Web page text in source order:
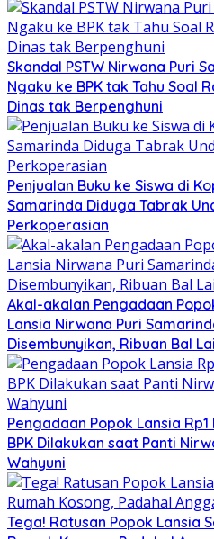
Skandal PSTW Nirwana Puri
Ngaku ke BPK tak Tahu Soal
Dinas tak Berpenghuni
Penjualan Buku ke Siswa di
Samarinda Diduga Tabrak
Perkoperasian
Akal-akalan Pengadaan
Lansia Nirwana Puri
Disembunyikan, Ribuan Bal
Pengadaan Popok Lansia
BPK Dilakukan saat Panti
Wahyuni
Tega! Ratusan Popok Lansia